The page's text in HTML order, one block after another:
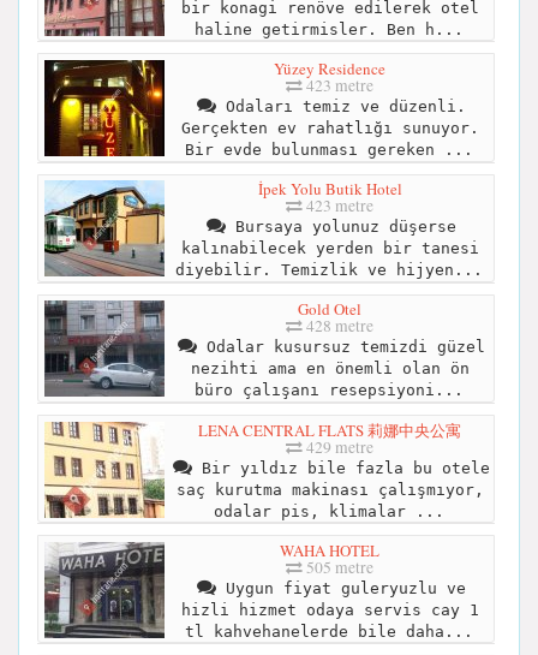
bir konagi renöve edilerek otel
haline getirmisler. Ben h...
Yüzey Residence
423 metre
Odaları temiz ve düzenli.
Gerçekten ev rahatlığı sunuyor.
Bir evde bulunması gereken ...
İpek Yolu Butik Hotel
423 metre
Bursaya yolunuz düşerse
kalınabilecek yerden bir tanesi
diyebilir. Temizlik ve hijyen...
Gold Otel
428 metre
Odalar kusursuz temizdi güzel
nezihti ama en önemli olan ön
büro çalışanı resepsiyoni...
LENA CENTRAL FLATS 莉娜中央公寓
429 metre
Bir yıldız bile fazla bu otele
saç kurutma makinası çalışmıyor,
odalar pis, klimalar ...
WAHA HOTEL
505 metre
Uygun fiyat guleryuzlu ve
hizli hizmet odaya servis cay 1
tl kahvehanelerde bile daha...